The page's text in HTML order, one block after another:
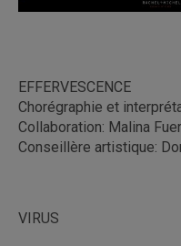
EFFERVESCENCE
Chorégraphie et
Collaboration: Malina
Conseillère artistique:
VIRUS